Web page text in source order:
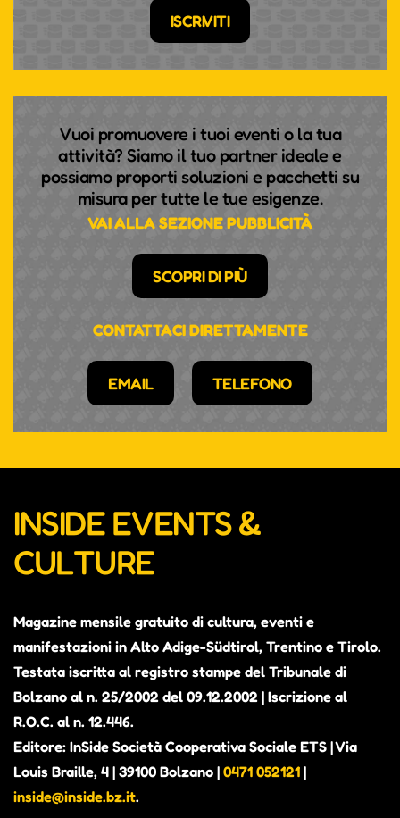
ISCRIVITI
Vuoi promuovere i tuoi eventi o la tua
attività? Siamo il tuo partner ideale e
possiamo proporti soluzioni e pacchetti su
misura per tutte le tue esigenze.
VAI ALLA SEZIONE PUBBLICITÀ
SCOPRI DI PIÙ
CONTATTACI DIRETTAMENTE
EMAIL TELEFONO
INSIDE EVENTS &
CULTURE
Magazine mensile gratuito di cultura, eventi e
manifestazioni in Alto Adige-Südtirol, Trentino e Tirolo.
Testata iscritta al registro stampe del Tribunale di
Bolzano al n. 25/2002 del 09.12.2002 | Iscrizione al
R.O.C. al n. 12.446.
Editore: InSide Società Cooperativa Sociale ETS | Via
Louis Braille, 4 | 39100 Bolzano | 0471 052121 |
inside@inside.bz.it.